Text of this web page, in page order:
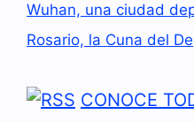
Wuhan, una ciudad
Rosario, la Cuna del
CONOCE